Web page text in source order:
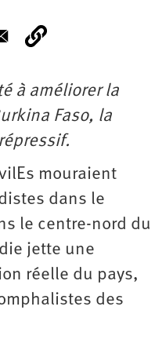
à améliorer la
Faso, la
mouraient
dans le
le centre-nord du
jette une
réelle du pays,
des